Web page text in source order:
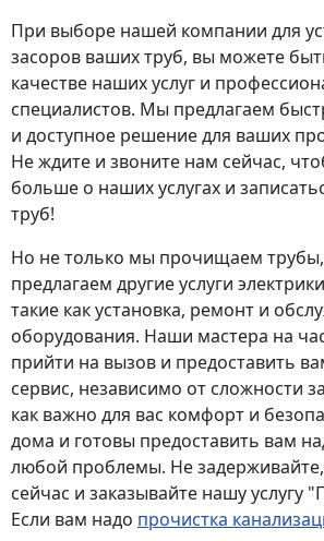
При выборе нашей компании для
засоров ваших труб, вы можете
качестве наших услуг и
специалистов. Мы предлагаем
и доступное решение для ваших
Не ждите и звоните нам сейчас,
больше о наших услугах и
труб!
Но не только мы прочищаем
предлагаем другие услуги
такие как установка, ремонт и
оборудования. Наши мастера на
прийти на вызов и предоставить
сервис, независимо от сложности
как важно для вас комфорт и
дома и готовы предоставить вам
любой проблемы. Не
сейчас и заказывайте нашу услугу
Если вам надо прочистка